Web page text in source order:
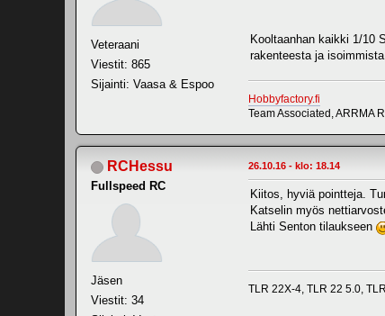
Veteraani
Viestit: 865
Sijainti: Vaasa & Espoo
Kooltaanhan kaikki 1/10
rakenteesta ja
Hobbyfactory.fi
Team Associated, ARRMA
RCHessu
Fullspeed RC
Jäsen
Viestit: 34
26.10.16 - klo: 18.14
Kiitos, hyviä pointteja.
Katselin myös
Lähti Senton tilaukseen
TLR 22X-4, TLR 22 5.0,